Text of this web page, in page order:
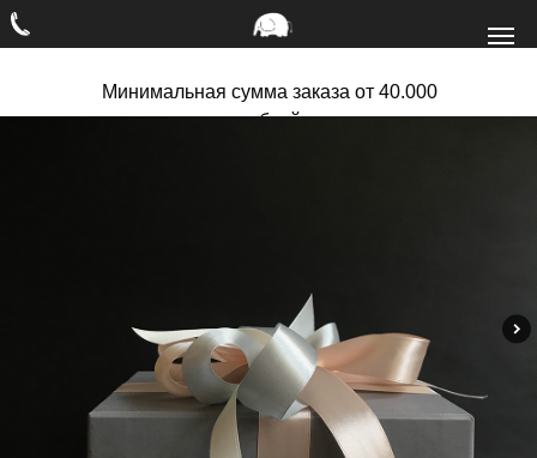
Минимальная сумма заказа от 40.000
рублей